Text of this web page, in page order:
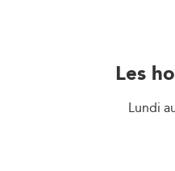
Les
Lundi